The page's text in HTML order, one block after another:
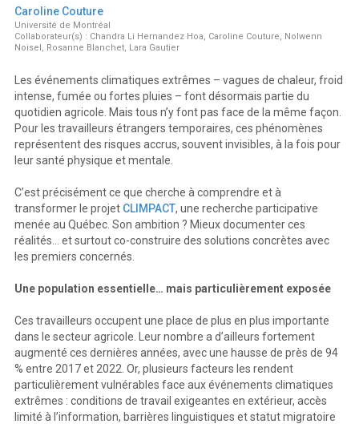
Caroline Couture
Université de Montréal
Collaborateur(s) : Chandra Li Hernandez Hoa, Caroline Couture, Nolwenn
Noisel, Rosanne Blanchet, Lara Gautier
Les événements climatiques extrêmes – vagues de chaleur, froid
intense, fumée ou fortes pluies – font désormais partie du
quotidien agricole. Mais tous n’y font pas face de la même façon.
Pour les travailleurs étrangers temporaires, ces phénomènes
représentent des risques accrus, souvent invisibles, à la fois pour
leur santé physique et mentale.
C’est précisément ce que cherche à comprendre et à
transformer le projet CLIMPACT, une recherche participative
menée au Québec. Son ambition ? Mieux documenter ces
réalités… et surtout co-construire des solutions concrètes avec
les premiers concernés.
Une population essentielle… mais particulièrement exposée
Ces travailleurs occupent une place de plus en plus importante
dans le secteur agricole. Leur nombre a d’ailleurs fortement
augmenté ces dernières années, avec une hausse de près de 94
% entre 2017 et 2022. Or, plusieurs facteurs les rendent
particulièrement vulnérables face aux événements climatiques
extrêmes : conditions de travail exigeantes en extérieur, accès
limité à l’information, barrières linguistiques et statut migratoire